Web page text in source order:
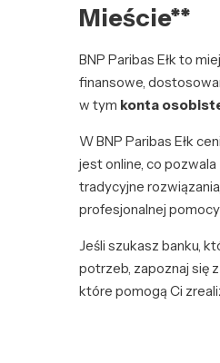
Mieście**
BNP Paribas Ełk to
finansowe,
w tym konta
W BNP Paribas Ełk
jest online, co
tradycyjne
profesjonalnej
Jeśli szukasz banku,
potrzeb, zapoznaj się
które pomogą Ci